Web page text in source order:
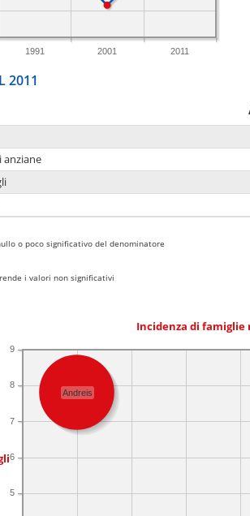
1991 2001 2011
2011
anziane
o poco significativo del denominatore
i valori non significativi
Incidenza di
5
6
7
8
9
Andreis